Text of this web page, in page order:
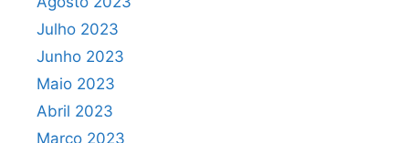
Julho 2023
Junho 2023
Maio 2023
Abril 2023
Março 2023